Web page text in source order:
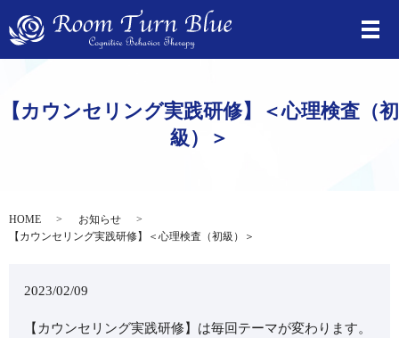
【カウンセリング実践研修】＜心理検査（初
級）＞
HOME
お知らせ
【カウンセリング実践研修】＜心理検査（初級）＞
2023/02/09
【カウンセリング実践研修】は毎回テーマが変わります。